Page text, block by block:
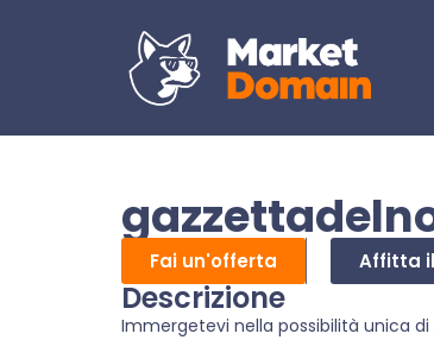
Fai un'offerta Affitta
Descrizione
Immergetevi nella possibilità unica